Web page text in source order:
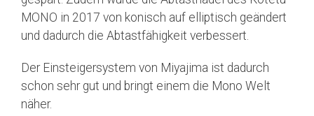
MONO in 2017 von konisch auf elliptisch geändert
und dadurch die Abtastfähigkeit verbessert.
Der Einsteigersystem von Miyajima ist dadurch
schon sehr gut und bringt einem die Mono Welt
näher.